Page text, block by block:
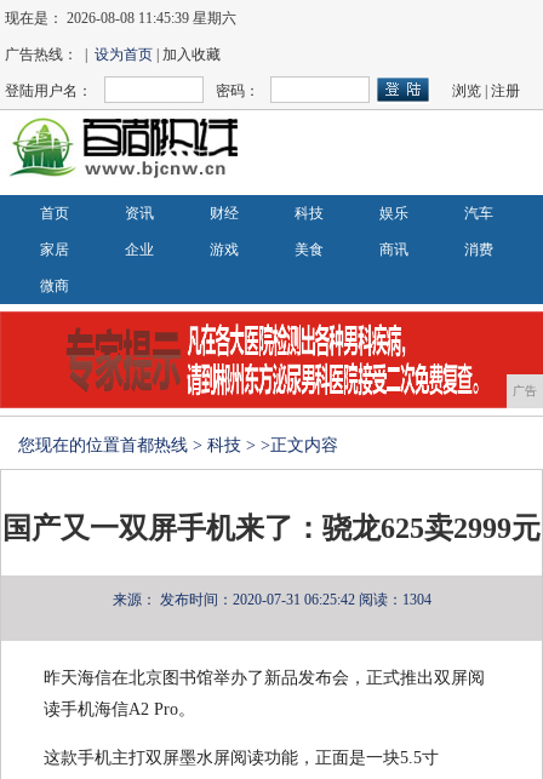
现在是：2026-08-08 11:45:39 星期六
广告热线： |设为首页 | 加入收藏
登陆用户名： 密码： 浏览 |注册
首页 资讯 财经 科技 娱乐 汽车
家居 企业 游戏 美食 商讯 消费
微商
广告
您现在的位置首都热线 > 科技 > >正文内容
国产又一双屏手机来了：骁龙625卖2999元
来源： 发布时间：2020-07-31 06:25:42 阅读：1304
昨天海信在北京图书馆举办了新品发布会，正式推出双屏阅
读手机海信A2 Pro。
这款手机主打双屏墨水屏阅读功能，正面是一块5.5寸